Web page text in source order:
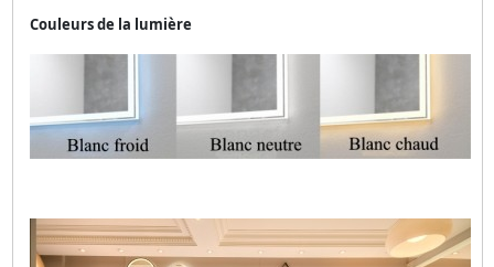
Couleurs de la lumière